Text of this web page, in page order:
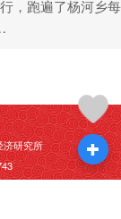
，跑遍了杨河乡每
济研究所